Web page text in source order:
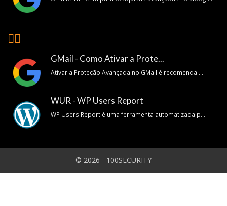
👍🏽
GMail - Como Ativar a Prote...
Ativar a Proteção Avançada no GMail é recomenda....
WUR - WP Users Report
WP Users Report é uma ferramenta automatizada p....
© 2026 - 100SECURITY